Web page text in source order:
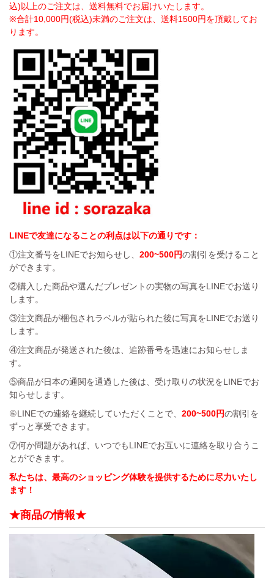
込)以上のご注文は、送料無料でお届けいたします。
※合計10,000円(税込)未満のご注文は、送料1500円を頂戴してお
ります。
LINEで友達になることの利点は以下の通りです：
①注文番号をLINEでお知らせし、 200~500円の割引を受けること
ができます。
②購入した商品や選んだプレゼントの実物の写真をLINEでお送り
します。
③注文商品が梱包されラベルが貼られた後に写真をLINEでお送り
します。
④注文商品が発送された後は、追跡番号を迅速にお知らせしま
す。
⑤商品が日本の通関を通過した後は、受け取りの状況をLINEでお
知らせします。
⑥LINEでの連絡を継続していただくことで、 200~500円の割引を
ずっと享受できます。
⑦何か問題があれば、いつでもLINEでお互いに連絡を取り合うこ
とができます。
私たちは、最高のショッピング体験を提供するために尽力いたし
ます！
★商品の情報★